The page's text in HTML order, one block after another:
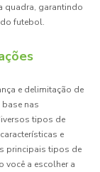
quadra, garantindo
futebol.
e delimitação de
nas
tipos de
e
principais tipos de
você a escolher a